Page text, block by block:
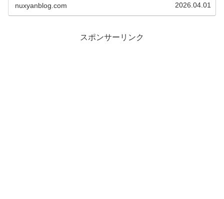
nuxyanblog.com 2026.04.01
スポンサーリンク